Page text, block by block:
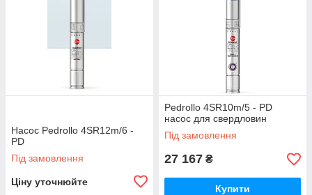
Насос Pedrollo 4SR12m/6 -
PD
Під замовлення
Ціну уточнюйте
Pedrollo 4SR10m/5 - PD
насос для свердловин
Під замовлення
27 167 ₴
Купити